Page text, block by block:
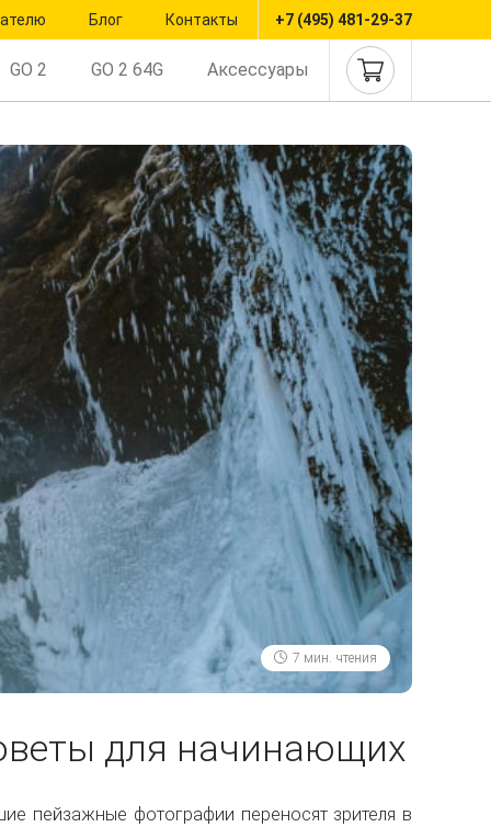
Блог Контакты +7 (495) 481-29-37
GO 2 GO 2 64G Аксессуары
7 мин. чтения
для начинающих
пейзажные фотографии переносят зрителя в